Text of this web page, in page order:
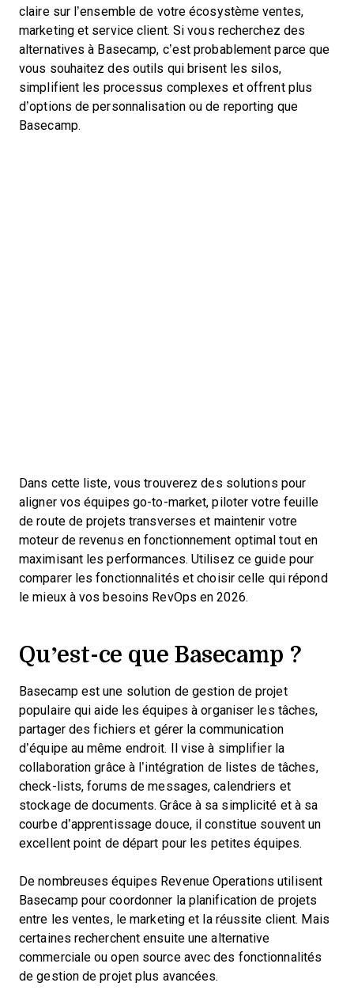
claire sur l’ensemble de votre écosystème ventes,
marketing et service client. Si vous recherchez des
alternatives à Basecamp, c’est probablement parce que
vous souhaitez des outils qui brisent les silos,
simplifient les processus complexes et offrent plus
d’options de personnalisation ou de reporting que
Basecamp.
Dans cette liste, vous trouverez des solutions pour
aligner vos équipes go-to-market, piloter votre feuille
de route de projets transverses et maintenir votre
moteur de revenus en fonctionnement optimal tout en
maximisant les performances. Utilisez ce guide pour
comparer les fonctionnalités et choisir celle qui répond
le mieux à vos besoins RevOps en 2026.
Qu’est-ce que Basecamp ?
Basecamp est une solution de gestion de projet
populaire qui aide les équipes à organiser les tâches,
partager des fichiers et gérer la communication
d’équipe au même endroit. Il vise à simplifier la
collaboration grâce à l’intégration de listes de tâches,
check-lists, forums de messages, calendriers et
stockage de documents. Grâce à sa simplicité et à sa
courbe d’apprentissage douce, il constitue souvent un
excellent point de départ pour les petites équipes.
De nombreuses équipes Revenue Operations utilisent
Basecamp pour coordonner la planification de projets
entre les ventes, le marketing et la réussite client. Mais
certaines recherchent ensuite une alternative
commerciale ou open source avec des fonctionnalités
de gestion de projet plus avancées.